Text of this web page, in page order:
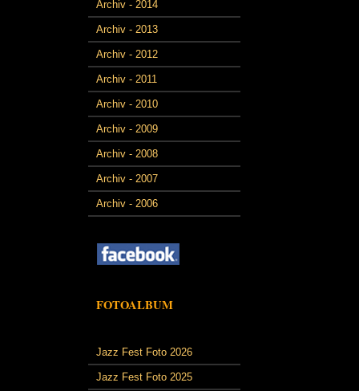
Archiv - 2014
Archiv - 2013
Archiv - 2012
Archiv - 2011
Archiv - 2010
Archiv - 2009
Archiv - 2008
Archiv - 2007
Archiv - 2006
FOTOALBUM
Jazz Fest Foto 2026
Jazz Fest Foto 2025